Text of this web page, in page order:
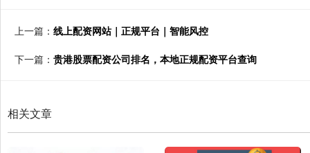
上一篇： 线上配资网站｜正规平台｜智能风控
下一篇： 贵港股票配资公司排名，本地正规配资平台查询
相关文章